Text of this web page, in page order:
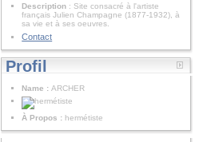
Description : Site consacré à l'artiste
français Julien Champagne (1877-1932), à
sa vie et à ses oeuvres.
Contact
Profil
Name :ARCHER
À Propos : hermétiste